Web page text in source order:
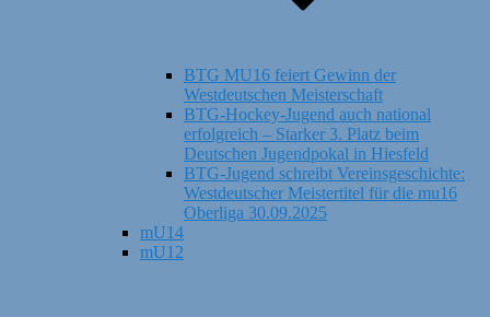
BTG MU16 feiert Gewinn der
Westdeutschen Meisterschaft
BTG-Hockey-Jugend auch national
erfolgreich – Starker 3. Platz beim
Deutschen Jugendpokal in Hiesfeld
BTG-Jugend schreibt Vereinsgeschichte:
Westdeutscher Meistertitel für die mu16
Oberliga 30.09.2025
mU14
mU12